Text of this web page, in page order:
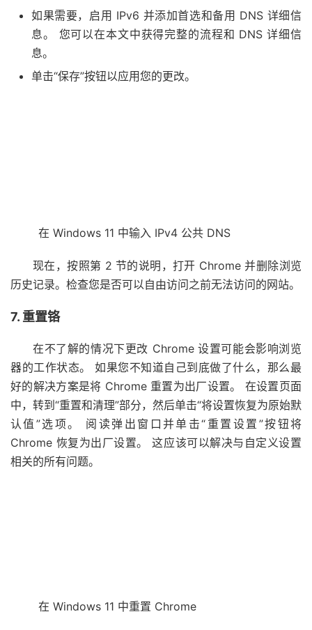
如果需要，启用 IPv6 并添加首选和备用 DNS 详细信
息。 您可以在本文中获得完整的流程和 DNS 详细信
息。
单击“保存”按钮以应用您的更改。
在 Windows 11 中输入 IPv4 公共 DNS
现在，按照第 2 节的说明，打开 Chrome 并删除浏览
历史记录。检查您是否可以自由访问之前无法访问的网站。
7. 重置铬
在不了解的情况下更改 Chrome 设置可能会影响浏览
器的工作状态。 如果您不知道自己到底做了什么，那么最
好的解决方案是将 Chrome 重置为出厂设置。 在设置页面
中，转到“重置和清理”部分，然后单击“将设置恢复为原始默
认值”选项。 阅读弹出窗口并单击“重置设置”按钮将
Chrome 恢复为出厂设置。 这应该可以解决与自定义设置
相关的所有问题。
在 Windows 11 中重置 Chrome